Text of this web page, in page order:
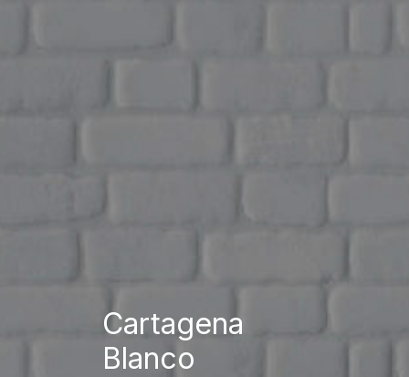
Cartagena
Blanco